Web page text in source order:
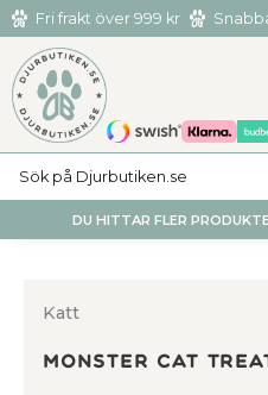
Meny
Fri frakt över 999 kr
Hämta och returnera i
DU HITTAR FLER
Katt
Monster Cat